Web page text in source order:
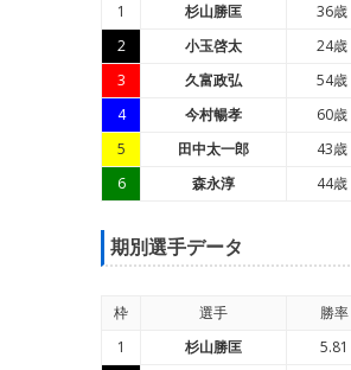
1
杉山勝匡 36歳
2
小玉啓太 24歳
3
久富政弘 54歳
4
今村暢孝 60歳
5
田中太一郎 43歳
6
森永淳 44歳
期別選手データ
枠 選手 勝率
1
杉山勝匡 5.81